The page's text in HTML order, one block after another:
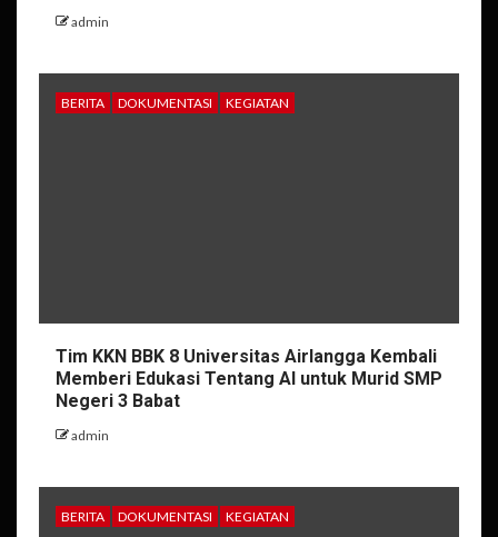
admin
BERITA DOKUMENTASI KEGIATAN
Tim KKN BBK 8 Universitas Airlangga Kembali
Memberi Edukasi Tentang AI untuk Murid SMP
Negeri 3 Babat
admin
BERITA DOKUMENTASI KEGIATAN